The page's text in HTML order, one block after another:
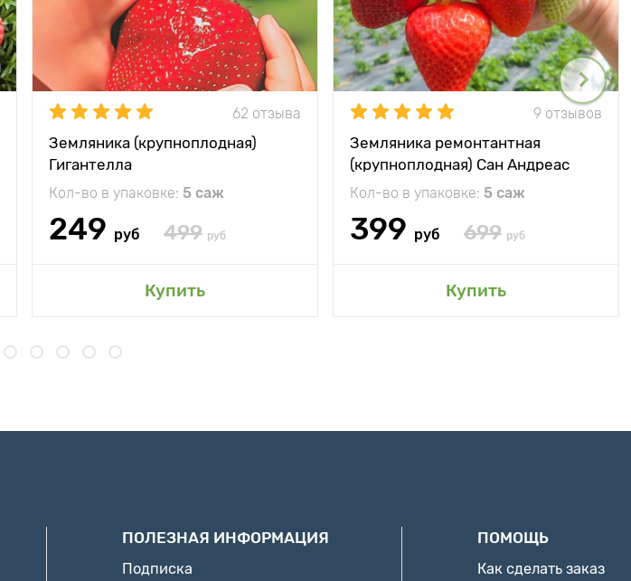
62 отзыва
Земляника (крупноплодная)
Гигантелла
Кол-во в упаковке: 5 саж
249 руб 499 руб
Купить
9 отзывов
Земляника ремонтантная
(крупноплодная) Сан Андреас
Кол-во в упаковке: 5 саж
399 руб 699 руб
Купить
ПОЛЕЗНАЯ ИНФОРМАЦИЯ
Подписка
ПОМОЩЬ
Как сделать заказ